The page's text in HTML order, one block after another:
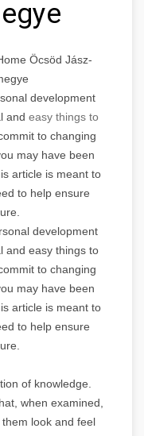
Öcsöd Jász-
development
and easy things to
to changing
may have been
article is meant to
to help ensure
development
and easy things to
to changing
may have been
article is meant to
to help ensure
of knowledge.
when examined,
look and feel